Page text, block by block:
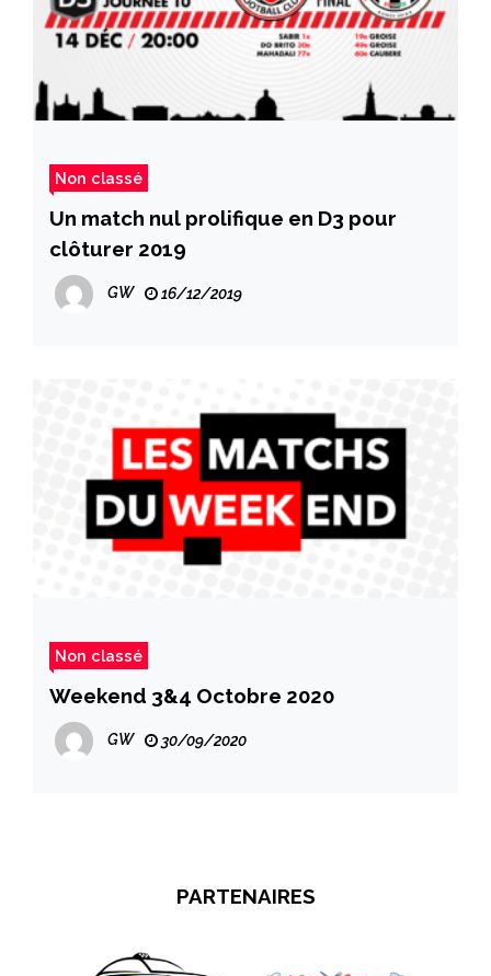
Non classé
Un match nul prolifique en D3 pour
clôturer 2019
GW 16/12/2019
Non classé
Weekend 3&4 Octobre 2020
GW 30/09/2020
PARTENAIRES